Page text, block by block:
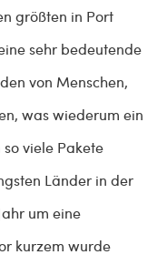
größten in Port
sehr bedeutende
von Menschen,
was wiederum ein
viele Pakete
Länder in der
um eine
kurzem wurde